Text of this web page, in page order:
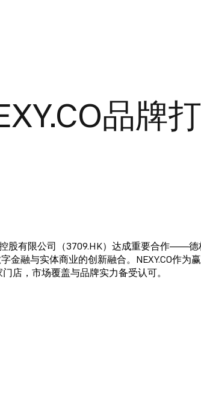
品牌
股有限公司（3709.HK）达成重要合作——德
金融与实体商业的创新融合。NEXY.CO作为
店，市场覆盖与品牌实力备受认可。